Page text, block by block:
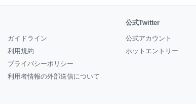
ガイドライン
利用規約
プライバシーポリシー
利用者情報の外部送信について
公式Twitter
公式アカウント
ホットエントリー